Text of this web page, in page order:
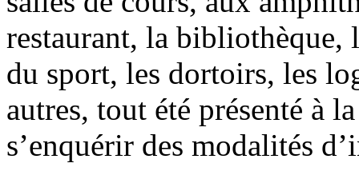
restaurant, la bibliothèque,
du sport, les dortoirs, les
autres, tout été présenté à
s’enquérir des modalités